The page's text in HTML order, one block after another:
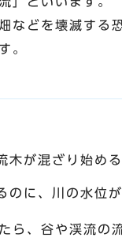
などを壊滅する
。
木が混ざり始める
のに、川の水位が
ら、谷や渓流の